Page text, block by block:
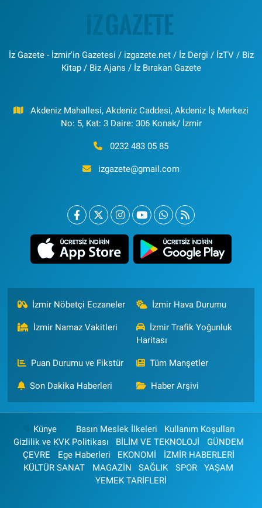
İz Gazete - İzmir'in Gazetesi / izgazete.net / İz Dergi / İzTV / Biz
Kitap / Biz Ajans / İz Bırakan Gazete
Akdeniz Mahallesi, Akdeniz Caddesi, Akdeniz İş Merkezi
No: 5, Kat: 3 Daire: 306 Konak/ İzmir
0232 483 05 85
izgazete@gmail.com
İzmir Nöbetçi Eczaneler İzmir Hava Durumu
İzmir Namaz Vakitleri
İzmir Trafik Yoğunluk
Haritası
Puan Durumu ve Fikstür Tüm Manşetler
Son Dakika Haberleri Haber Arşivi
Künye Basın Meslek İlkeleri
Kullanım Koşulları
Gizlilik ve KVK Politikası
BİLİM VE TEKNOLOJİ
GÜNDEM
ÇEVRE
Ege Haberleri EKONOMİ
İZMİR HABERLERİ
KÜLTÜR SANAT
MAGAZİN SAĞLIK SPOR
YAŞAM
YEMEK TARİFLERİ